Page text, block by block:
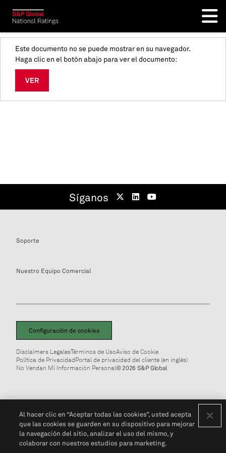
Este documento no se puede mostrar en su navegador.
Haga clic en el botón abajo para ver el documento:
VER
Síganos
Soporte
Nuestro Equipo Comercial
Configuración de cookies
Disclaimers LegalesTérminos de UsoAviso de Cookie
Política de PrivacidadPortal de privacidad del cliente (en inglés)
No Vendan Mi Información Personal© 2026 S&P Global
Al hacer clic en “Aceptar todas las cookies”, usted acepta
que las cookies se guarden en su dispositivo para mejorar
la navegación del sitio, analizar el uso del mismo, y
colaborar con nuestros estudios para marketing.